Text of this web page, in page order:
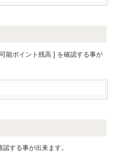
能ポイント残高 ] を確認する事が
する事が出来ます。